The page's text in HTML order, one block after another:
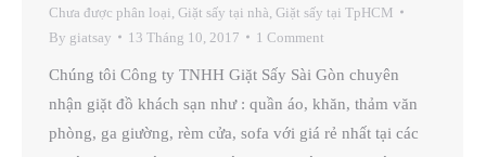
Chưa được phân loại Giặt sấy tại nhà Giặt sấy tại TpHCM
By giatsay 13 Tháng 10, 2017 1 Comment
Chúng tôi Công ty TNHH Giặt Sấy Sài Gòn chuyên
nhận giặt đồ khách sạn như : quần áo, khăn, thảm văn
phòng, ga giường, rèm cửa, sofa với giá rẻ nhất tại các